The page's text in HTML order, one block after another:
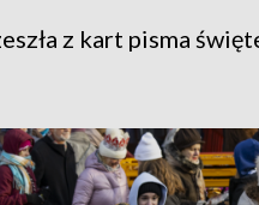
z kart pisma